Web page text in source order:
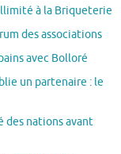
à la Briqueterie
des associations
avec Bolloré
un partenaire : le
des nations avant